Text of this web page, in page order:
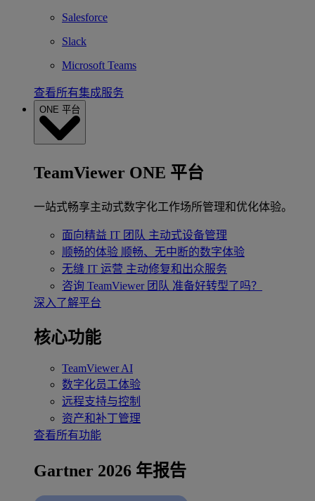
Salesforce
Slack
Microsoft Teams
查看所有集成服务
ONE 平台
TeamViewer ONE 平台
一站式畅享主动式数字化工作场所管理和优化体验。
面向精益 IT 团队 主动式设备管理
顺畅的体验 顺畅、无中断的数字体验
无缝 IT 运营 主动修复和出众服务
咨询 TeamViewer 团队 准备好转型了吗？
深入了解平台
核心功能
TeamViewer AI
数字化员工体验
远程支持与控制
资产和补丁管理
查看所有功能
Gartner 2026 年报告